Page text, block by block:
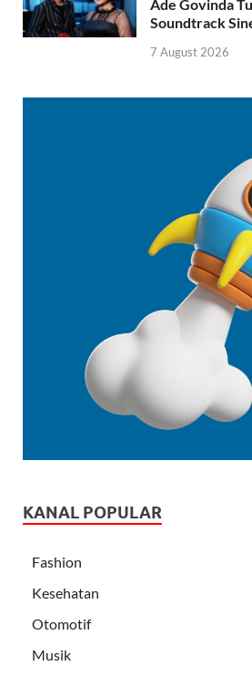
Ade Govinda
Soundtrack
7 August 2026
KANAL POPULAR
Fashion
Kesehatan
Otomotif
Musik